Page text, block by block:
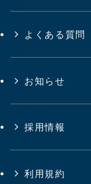
よくある質問
お知らせ
採用情報
利用規約